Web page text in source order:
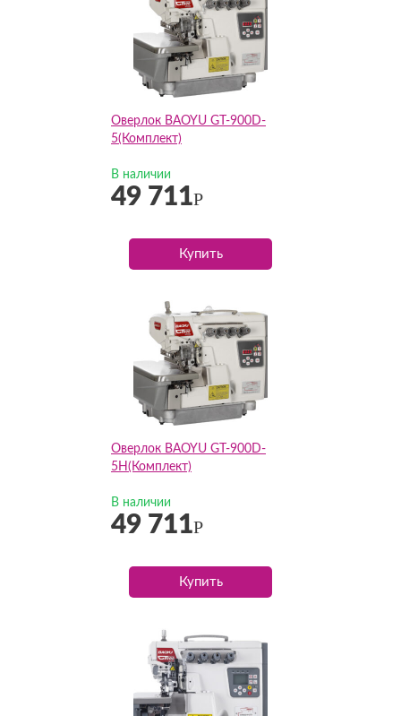
Оверлок BAOYU GT-900D-
5(Комплект)
В наличии
49 711Р
Купить
Оверлок BAOYU GT-900D-
5H(Комплект)
В наличии
49 711Р
Купить